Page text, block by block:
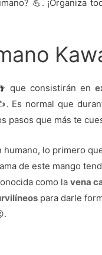
💪. ¡Organiza
que consistirán en
Es normal que
pasos que más te
humano, lo primero
de este mango
como lavena
para darle